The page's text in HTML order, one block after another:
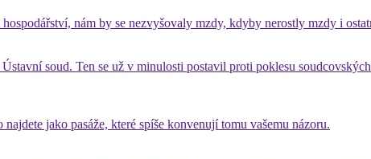
nám by se nezvyšovaly mzdy, kdyby nerostly mzdy i
soud. Ten se už v minulosti postavil proti poklesu
jako pasáže, které spíše konvenují tomu vašemu názoru.